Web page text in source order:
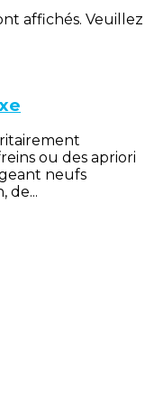
affichés. Veuillez
ou des apriori
neufs
de...